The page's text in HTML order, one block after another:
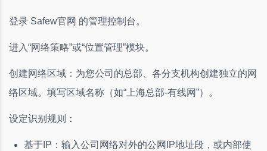
登录 Safew官网 的管理控制台。
进入“网络策略”或“位置管理”模块。
创建网络区域：为您公司的总部、各分支机构创建独立的网
络区域。填写区域名称（如“上海总部-有线网”）。
设定识别规则：
基于IP：输入公司网络对外的公网IP地址段，或内部使